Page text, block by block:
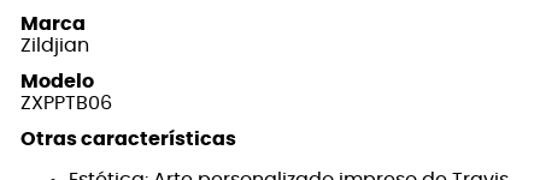
Marca
Zildjian
Modelo
ZXPPTB06
Otras características